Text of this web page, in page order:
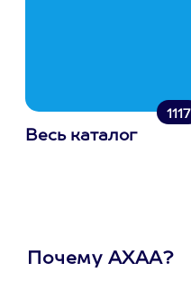
1117
Весь каталог
Почему АХАА?